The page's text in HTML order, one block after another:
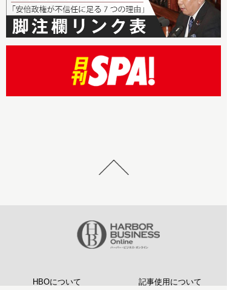
HBOについて 記事使用について